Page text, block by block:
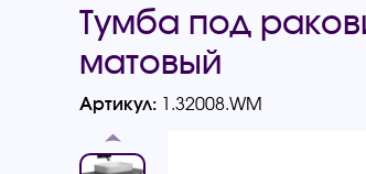
Тумба под
матовый
Артикул: 1.32008.WM